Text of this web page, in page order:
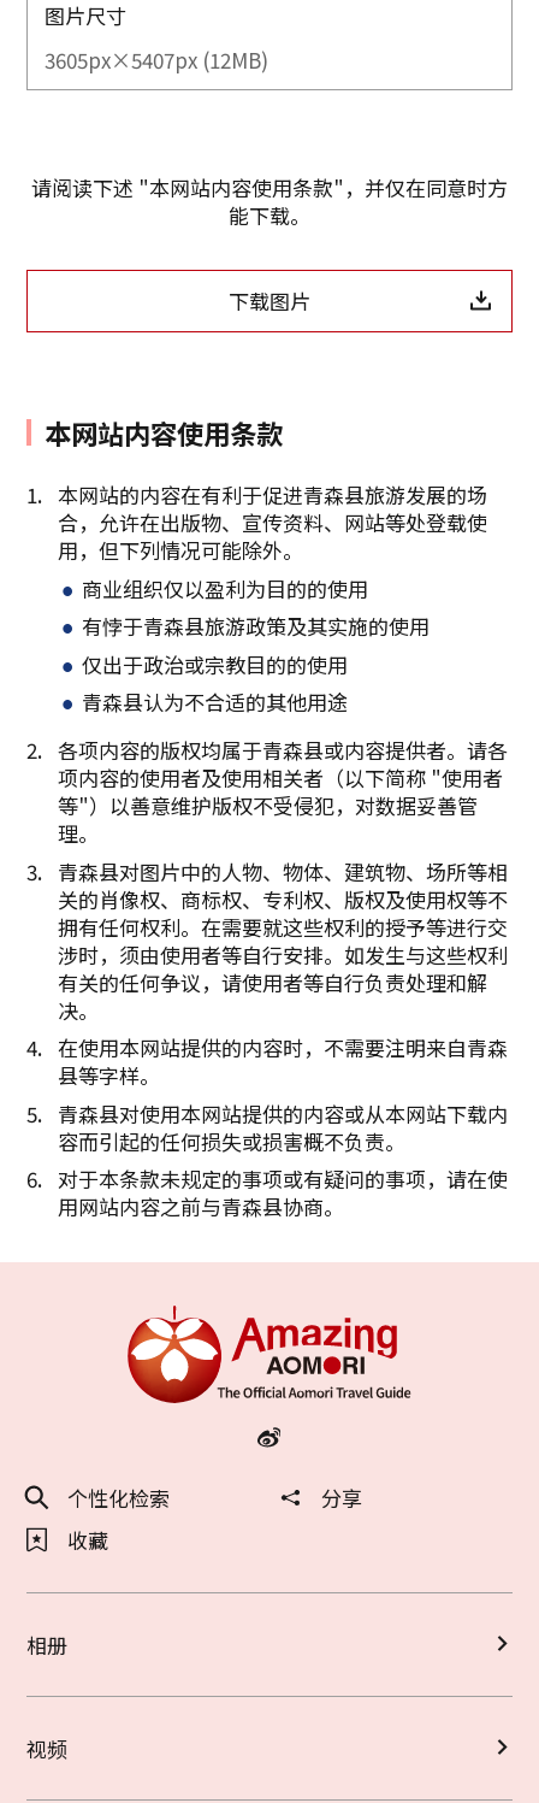
图片尺寸
3605px×5407px (12MB)
请阅读下述 "本网站内容使用条款"，并仅在同意时方
能下载。
下载图片
本网站内容使用条款
本网站的内容在有利于促进青森县旅游发展的场
合，允许在出版物、宣传资料、网站等处登载使
用，但下列情况可能除外。
商业组织仅以盈利为目的的使用
有悖于青森县旅游政策及其实施的使用
仅出于政治或宗教目的的使用
青森县认为不合适的其他用途
各项内容的版权均属于青森县或内容提供者。请各
项内容的使用者及使用相关者（以下简称 "使用者
等"）以善意维护版权不受侵犯，对数据妥善管
理。
青森县对图片中的人物、物体、建筑物、场所等相
关的肖像权、商标权、专利权、版权及使用权等不
拥有任何权利。在需要就这些权利的授予等进行交
涉时，须由使用者等自行安排。如发生与这些权利
有关的任何争议，请使用者等自行负责处理和解
决。
在使用本网站提供的内容时，不需要注明来自青森
县等字样。
青森县对使用本网站提供的内容或从本网站下载内
容而引起的任何损失或损害概不负责。
对于本条款未规定的事项或有疑问的事项，请在使
用网站内容之前与青森县协商。
个性化检索
分享
收藏
相册
视频